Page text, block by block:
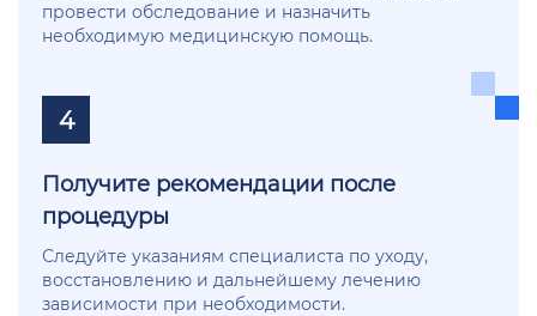
провести обследование и назначить
необходимую медицинскую помощь.
4
Получите рекомендации после
процедуры
Следуйте указаниям специалиста по уходу,
восстановлению и дальнейшему лечению
зависимости при необходимости.